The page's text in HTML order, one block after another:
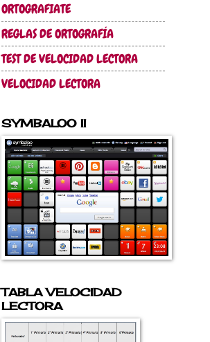
ORTOGRAFIATE
REGLAS DE ORTOGRAFÍA
TEST DE VELOCIDAD LECTORA
VELOCIDAD LECTORA
SYMBALOO II
TABLA VELOCIDAD
LECTORA